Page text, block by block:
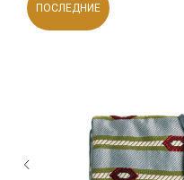
ПОСЛЕДНИЕ